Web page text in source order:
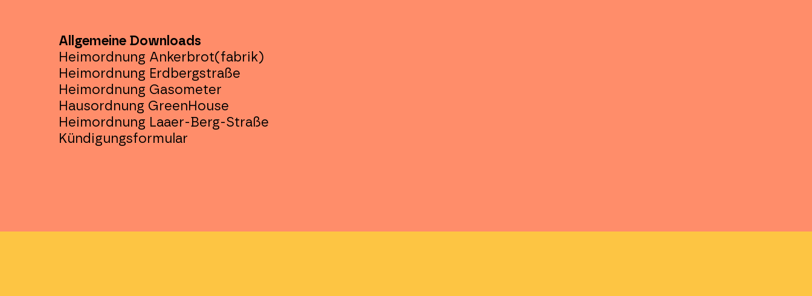
Allgemeine Downloads
Heimordnung Ankerbrot(fabrik)
Heimordnung Erdbergstraße
Heimordnung Gasometer
Hausordnung GreenHouse
Heimordnung Laaer-Berg-Straße
Kündigungsformular